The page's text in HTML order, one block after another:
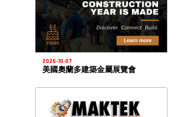
2026-10-07
美國奧蘭多建築金屬展覽會